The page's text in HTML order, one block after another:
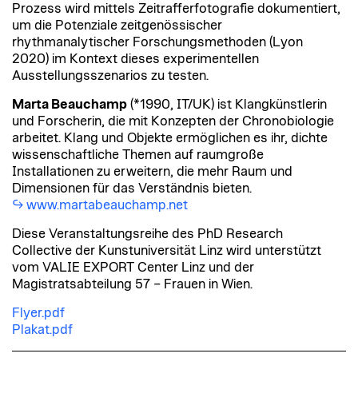
Prozess wird mittels Zeitrafferfotografie dokumentiert,
um die Potenziale zeitgenössischer
rhythmanalytischer Forschungsmethoden (Lyon
2020) im Kontext dieses experimentellen
Ausstellungsszenarios zu testen.
Marta Beauchamp (*1990, IT/UK) ist Klangkünstlerin
und Forscherin, die mit Konzepten der Chronobiologie
arbeitet. Klang und Objekte ermöglichen es ihr, dichte
wissenschaftliche Themen auf raumgroße
Installationen zu erweitern, die mehr Raum und
Dimensionen für das Verständnis bieten.
www.martabeauchamp.net
Diese Veranstaltungsreihe des PhD Research
Collective der Kunstuniversität Linz wird unterstützt
vom VALIE EXPORT Center Linz und der
Magistratsabteilung 57 – Frauen in Wien.
Flyer.pdf
Plakat.pdf